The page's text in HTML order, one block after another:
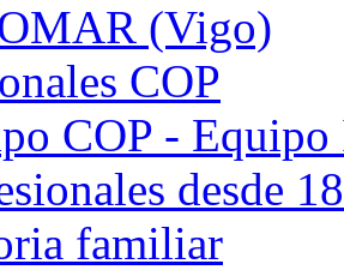
(Vigo)
COP
COP -
desde
familiar